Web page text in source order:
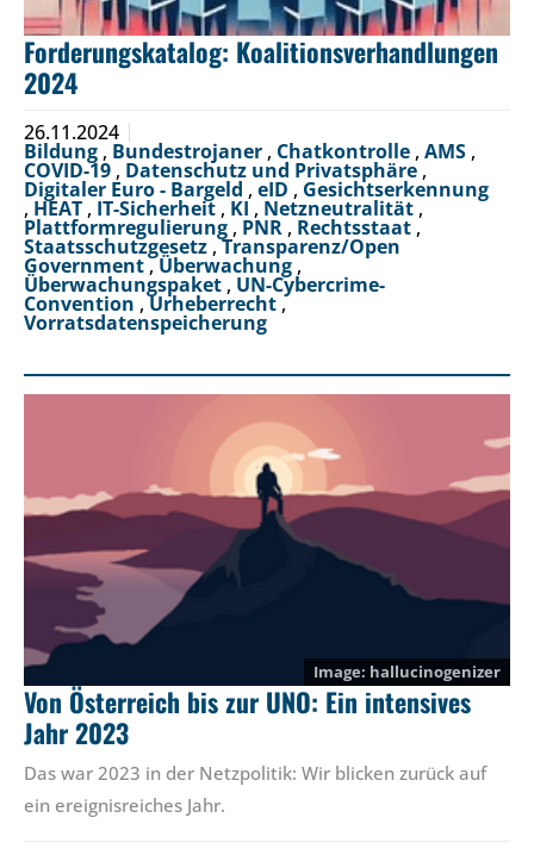
Forderungskatalog: Koalitionsverhandlungen
2024
26.11.2024
Bildung , Bundestrojaner , Chatkontrolle , AMS ,
COVID-19 , Datenschutz und Privatsphäre ,
Digitaler Euro - Bargeld , eID , Gesichtserkennung
, HEAT , IT-Sicherheit , KI , Netzneutralität ,
Plattformregulierung , PNR , Rechtsstaat ,
Staatsschutzgesetz ,Transparenz/Open
Government,Überwachung ,
Überwachungspaket , UN-Cybercrime-
Convention ,Urheberrecht ,
Vorratsdatenspeicherung
hallucinogenizer
Von Österreich bis zur UNO: Ein intensives
Jahr 2023
Das war 2023 in der Netzpolitik: Wir blicken zurück auf
ein ereignisreiches Jahr.